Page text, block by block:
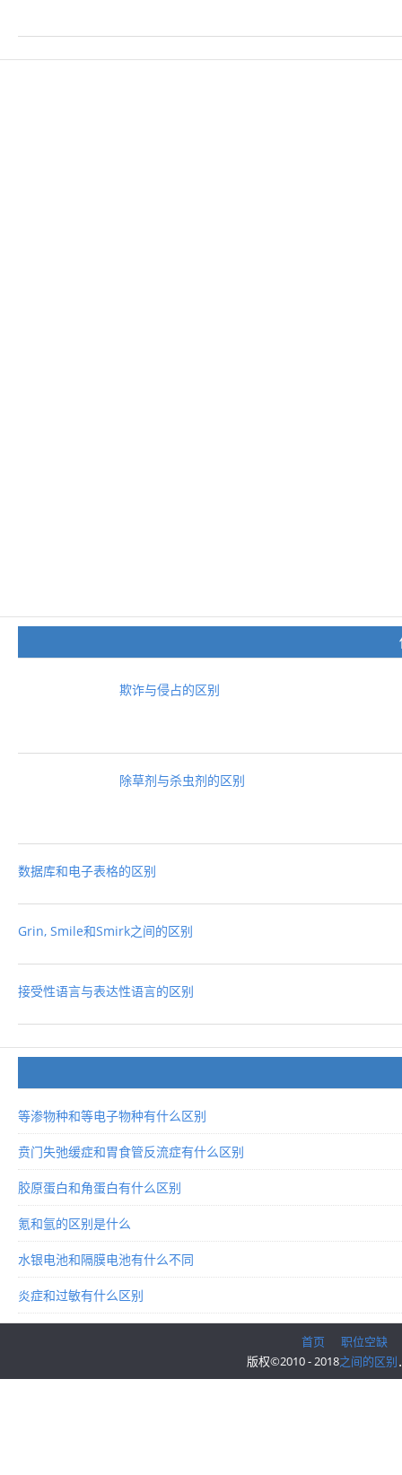
欺诈与侵占的区别
除草剂与杀虫剂的区别
数据库和电子表格的区别
Grin, Smile和Smirk之间的区别
接受性语言与表达性语言的区别
等渗物种和等电子物种有什么区别
贲门失弛缓症和胃食管反流症有什么区别
胶原蛋白和角蛋白有什么区别
氪和氩的区别是什么
水银电池和隔膜电池有什么不同
炎症和过敏有什么区别
首页
职位空缺
版权©2010 - 2018之间的区别